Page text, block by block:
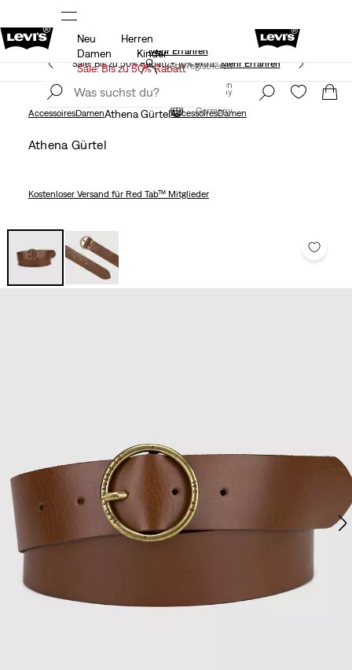
Unidays: Studenten bekommen 20% Rabatt
Mehr Erfahren
Jetzt registrieren
Germany
Neu
Herren
Damen
Kinder
Sale: Bis zu 50% Rabatt
Sale: Bis zu 50% Rabatt + 10% extra*Mehr Erfahren
Jetzt registrieren
Germany
AccessoiresDamenAthena GürtelAccessoiresDamen
Athena Gürtel
Kostenloser Versand für Red Tab™ Mitglieder